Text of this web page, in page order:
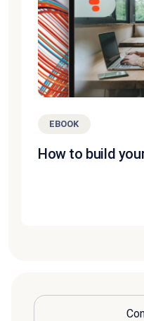
EBOOK
How to build